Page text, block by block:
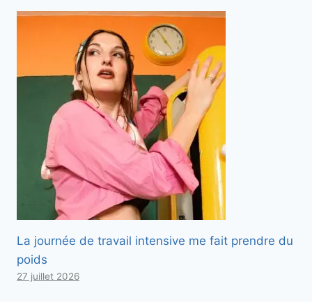
La journée de travail intensive me fait prendre du
poids
27 juillet 2026